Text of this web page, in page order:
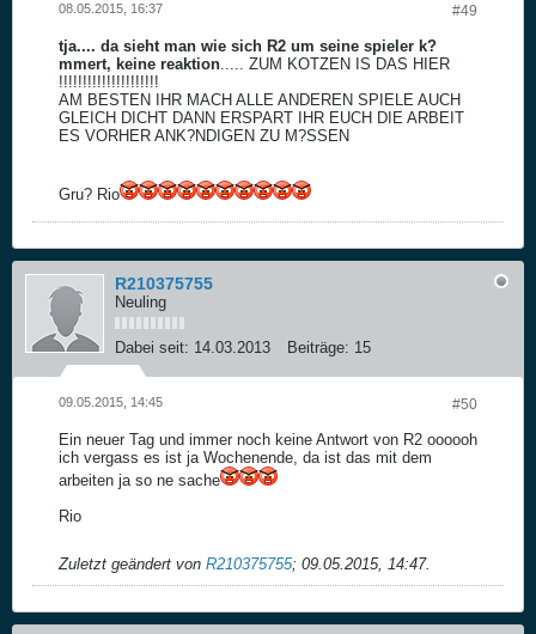
#49
08.05.2015, 16:37
tja.... da sieht man wie sich R2 um seine spieler k?
mmert, keine reaktion..... ZUM KOTZEN IS DAS HIER
!!!!!!!!!!!!!!!!!!!!!
AM BESTEN IHR MACH ALLE ANDEREN SPIELE AUCH
GLEICH DICHT DANN ERSPART IHR EUCH DIE ARBEIT
ES VORHER ANK?NDIGEN ZU M?SSEN
Gru? Rio
R210375755
Neuling
Dabei seit: 14.03.2013 Beiträge: 15
#50
09.05.2015, 14:45
Ein neuer Tag und immer noch keine Antwort von R2 oooooh
ich vergass es ist ja Wochenende, da ist das mit dem
arbeiten ja so ne sache
Rio
Zuletzt geändert von R210375755; 09.05.2015, 14:47.